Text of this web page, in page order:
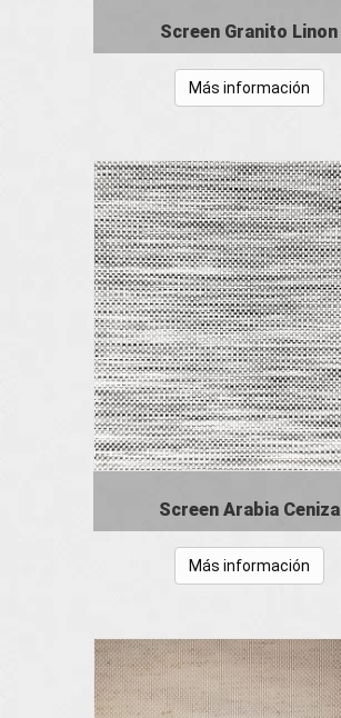
Screen Granito Linon
Más información
Screen Arabia Ceniza
Más información